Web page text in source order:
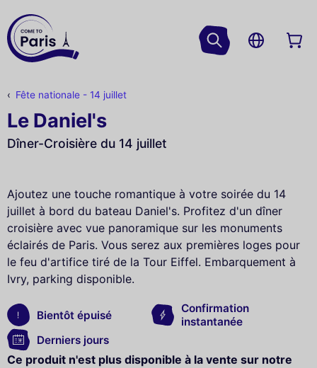
Fête nationale - 14 juillet
Le Daniel's
Dîner-Croisière du 14 juillet
Ajoutez une touche romantique à votre soirée du 14
juillet à bord du bateau Daniel's. Profitez d'un dîner
croisière avec vue panoramique sur les monuments
éclairés de Paris. Vous serez aux premières loges pour
le feu d'artifice tiré de la Tour Eiffel. Embarquement à
Ivry, parking disponible.
Bientôt épuisé
Confirmation
instantanée
Derniers jours
Ce produit n'est plus disponible à la vente sur notre